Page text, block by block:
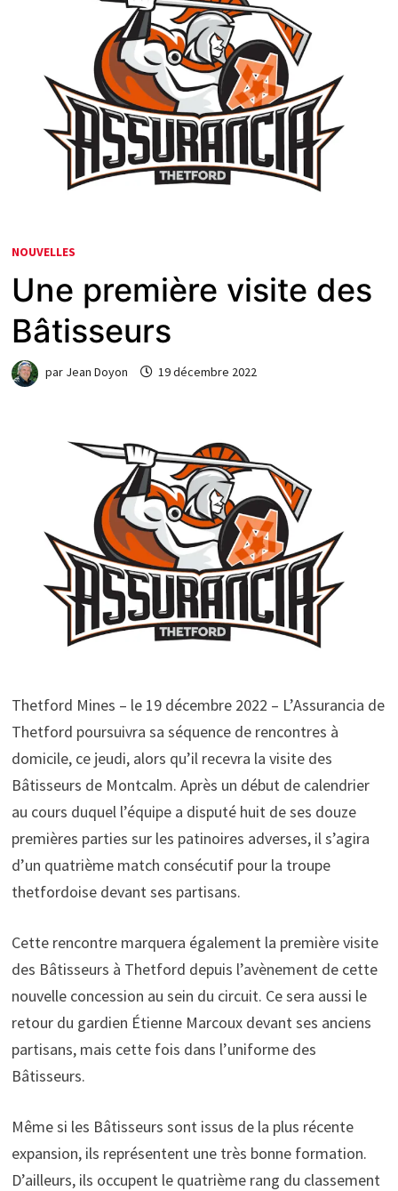
NOUVELLES
Une première visite des
Bâtisseurs
par Jean Doyon 19 décembre 2022
Thetford Mines – le 19 décembre 2022 – L’Assurancia de
Thetford poursuivra sa séquence de rencontres à
domicile, ce jeudi, alors qu’il recevra la visite des
Bâtisseurs de Montcalm. Après un début de calendrier
au cours duquel l’équipe a disputé huit de ses douze
premières parties sur les patinoires adverses, il s’agira
d’un quatrième match consécutif pour la troupe
thetfordoise devant ses partisans.
Cette rencontre marquera également la première visite
des Bâtisseurs à Thetford depuis l’avènement de cette
nouvelle concession au sein du circuit. Ce sera aussi le
retour du gardien Étienne Marcoux devant ses anciens
partisans, mais cette fois dans l’uniforme des
Bâtisseurs.
Même si les Bâtisseurs sont issus de la plus récente
expansion, ils représentent une très bonne formation.
D’ailleurs, ils occupent le quatrième rang du classement